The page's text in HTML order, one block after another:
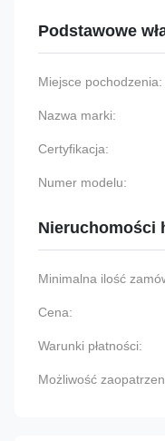
Podstawowe
Miejsce pochodzenia:
Nazwa marki:
Certyfikacja:
Numer modelu:
Nieruchomości
Minimalna ilość
Cena:
Warunki płatności:
Możliwość